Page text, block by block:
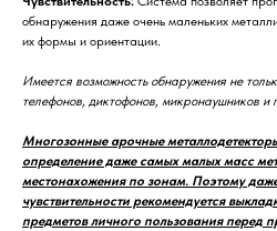
обнаружения даже очень маленьких
их формы и ориентации.
Имеется возможность обнаружения не
телефонов, диктофонов, микронаушников и
Многозонные арочные
определение даже самых малых масс
местонахожения по зонам. Поэтому
чувствительности рекомендуется
предметов личного пользования перед